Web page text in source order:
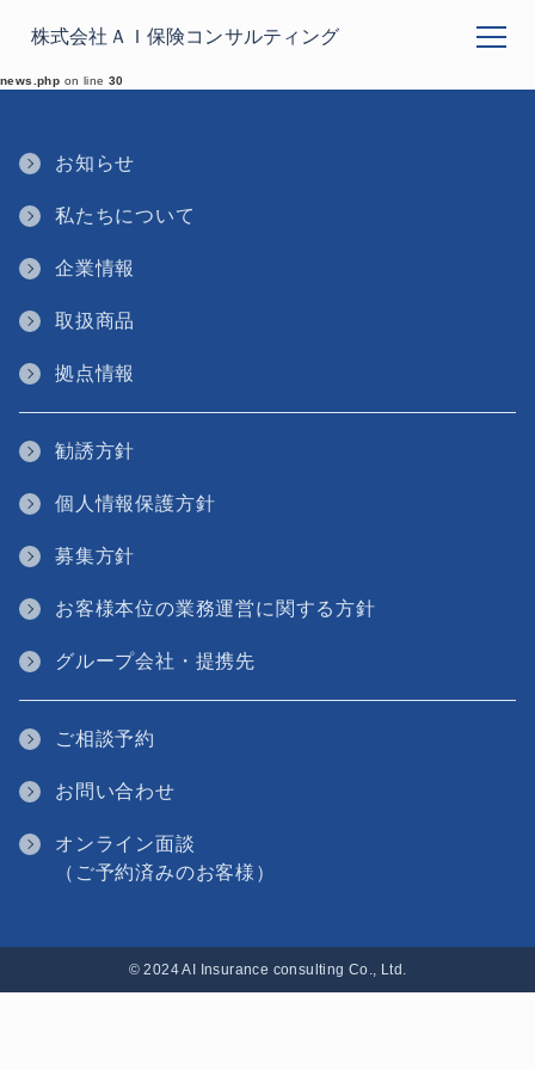
株式会社ＡＩ保険コンサルティング メニュー
Warning: Undefined variable $display_mobile_footer_page in
news.php on line 30
お知らせ
私たちについて
企業情報
取扱商品
拠点情報
勧誘方針
個人情報保護方針
募集方針
お客様本位の業務運営に関する方針
グループ会社・提携先
ご相談予約
お問い合わせ
オンライン面談
（ご予約済みのお客様）
© 2024 AI Insurance consulting Co., Ltd.